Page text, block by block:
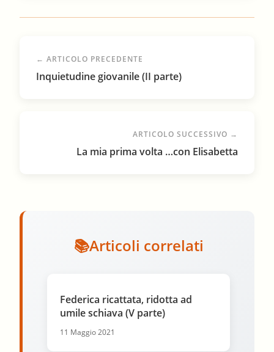
← ARTICOLO PRECEDENTE
Inquietudine giovanile (II parte)
ARTICOLO SUCCESSIVO →
La mia prima volta …con Elisabetta
Articoli correlati
Federica ricattata, ridotta ad
umile schiava (V parte)
11 Maggio 2021